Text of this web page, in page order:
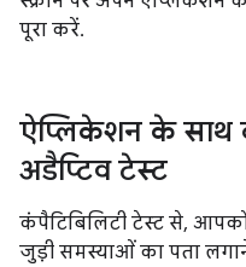
पूरा करें.
ऐप्लिकेशन के
अडैप्टिव टेस्ट
कंपैटिबिलिटी टेस्ट से,
जुड़ी समस्याओं का पता